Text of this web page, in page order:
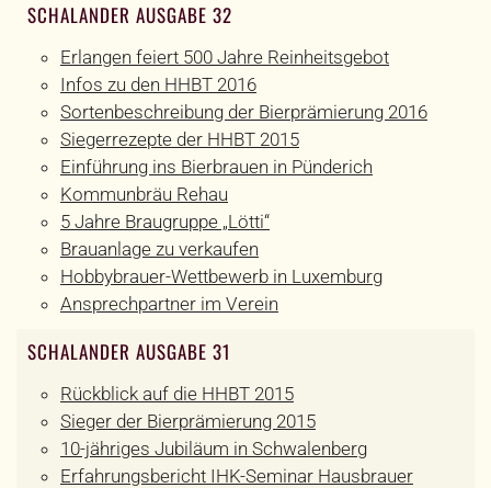
SCHALANDER AUSGABE 32
Erlangen feiert 500 Jahre Reinheitsgebot
Infos zu den HHBT 2016
Sortenbeschreibung der Bierprämierung 2016
Siegerrezepte der HHBT 2015
Einführung ins Bierbrauen in Pünderich
Kommunbräu Rehau
5 Jahre Braugruppe „Lötti“
Brauanlage zu verkaufen
Hobbybrauer-Wettbewerb in Luxemburg
Ansprechpartner im Verein
SCHALANDER AUSGABE 31
Rückblick auf die HHBT 2015
Sieger der Bierprämierung 2015
10-jähriges Jubiläum in Schwalenberg
Erfahrungsbericht IHK-Seminar Hausbrauer